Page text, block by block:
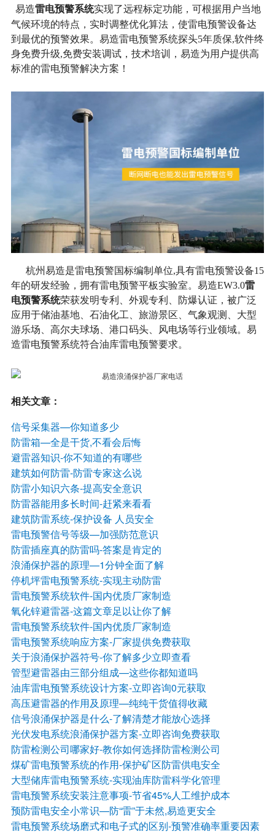
易造雷电预警系统实现了远程标定功能，可根据用户当地
气候环境的特点，实时调整优化算法，使雷电预警设备达
到最优的预警效果。易造雷电预警系统探头5年质保,软件终
身免费升级,免费安装调试，技术培训，易造为用户提供高
标准的雷电预警解决方案！
杭州易造是雷电预警国标编制单位,具有雷电预警设备15
年的研发经验，拥有雷电预警平板实验室。易造EW3.0雷
电预警系统荣获发明专利、外观专利、防爆认证，被广泛
应用于储油基地、石油化工、旅游景区、气象观测、大型
游乐场、高尔夫球场、港口码头、风电场等行业领域。易
造雷电预警系统符合油库雷电预警要求。
相关文章：
信号采集器—你知道多少
防雷箱—全是干货,不看会后悔
避雷器知识-你不知道的有哪些
建筑如何防雷-防雷专家这么说
防雷小知识六条-提高安全意识
防雷器能用多长时间-赶紧来看看
建筑防雷系统-保护设备 人员安全
雷电预警信号等级—加强防范意识
防雷插座真的防雷吗-答案是肯定的
浪涌保护器的原理—1分钟全面了解
停机坪雷电预警系统-实现主动防雷
雷电预警系统软件-国内优质厂家制造
氧化锌避雷器-这篇文章足以让你了解
雷电预警系统软件-国内优质厂家制造
雷电预警系统响应方案-厂家提供免费获取
关于浪涌保护器符号-你了解多少立即查看
管型避雷器由三部分组成—这些你都知道吗
油库雷电预警系统设计方案-立即咨询0元获取
高压避雷器的作用及原理—纯纯干货值得收藏
信号浪涌保护器是什么-了解清楚才能放心选择
光伏发电系统浪涌保护器方案-立即咨询免费获取
防雷检测公司哪家好-教你如何选择防雷检测公司
煤矿雷电预警系统的作用-保护矿区防雷供电安全
大型储库雷电预警系统-实现油库防雷科学化管理
雷电预警系统安装注意事项-节省45%人工维护成本
预防雷电安全小常识—防“雷”于未然,易造更安全
雷电预警系统场磨式和电子式的区别-预警准确率重要因素